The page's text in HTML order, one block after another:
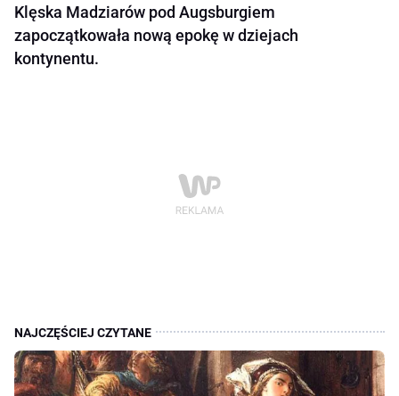
Klęska Madziarów pod Augsburgiem
zapoczątkowała nową epokę w dziejach
kontynentu.